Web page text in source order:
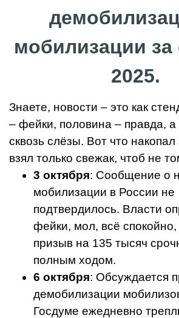
мобилизации за
2025.
Знаете, новости – это как
– фейки, половина – правда, а
сквозь слёзы. Вот что накопал
взял только свежак, чтоб не
3 октября: Сообщение о
мобилизации в России не
подтвердилось. Власти
фейки, мол, всё
призыв на 135 тысяч
полным ходом.
6 октября: Обсуждается
демобилизации
Госдуме ежедневно